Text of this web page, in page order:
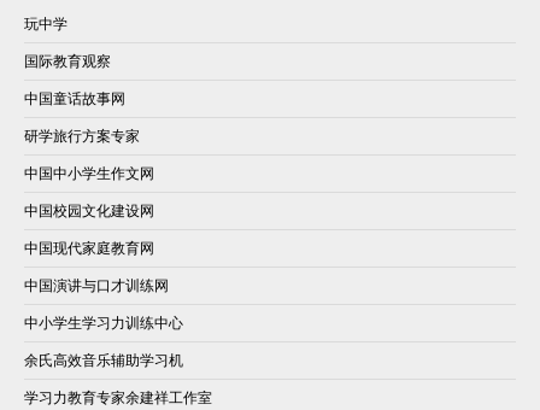
玩中学
国际教育观察
中国童话故事网
研学旅行方案专家
中国中小学生作文网
中国校园文化建设网
中国现代家庭教育网
中国演讲与口才训练网
中小学生学习力训练中心
余氏高效音乐辅助学习机
学习力教育专家余建祥工作室